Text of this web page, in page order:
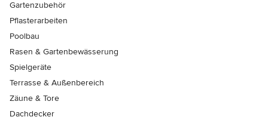
Gartenzubehör
Pflasterarbeiten
Poolbau
Rasen & Gartenbewässerung
Spielgeräte
Terrasse & Außenbereich
Zäune & Tore
Dachdecker